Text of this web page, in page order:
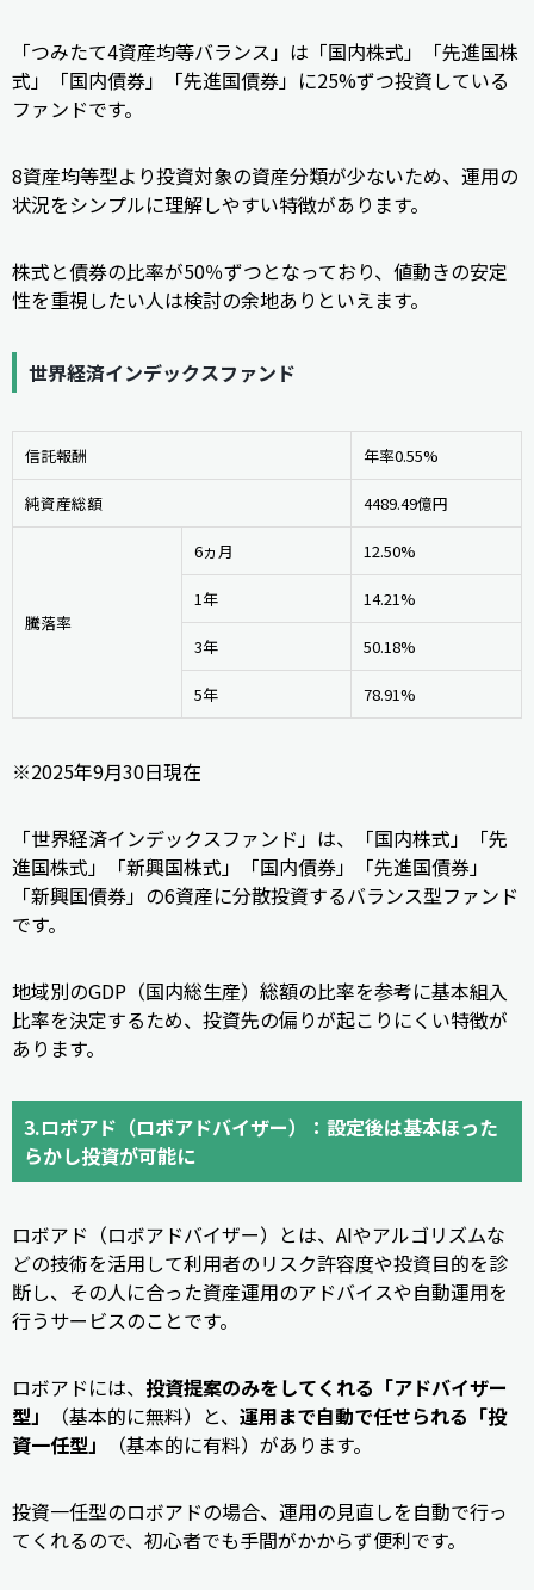
「つみたて4資産均等バランス」は「国内株式」「先進国株
式」「国内債券」「先進国債券」に25%ずつ投資している
ファンドです。
8資産均等型より投資対象の資産分類が少ないため、運用の
状況をシンプルに理解しやすい特徴があります。
株式と債券の比率が50％ずつとなっており、値動きの安定
性を重視したい人は検討の余地ありといえます。
世界経済インデックスファンド
信託報酬 年率0.55%
純資産総額 4489.49億円
騰落率
6ヵ月 12.50%
1年 14.21%
3年 50.18%
5年 78.91%
※2025年9月30日現在
「世界経済インデックスファンド」は、「国内株式」「先
進国株式」「新興国株式」「国内債券」「先進国債券」
「新興国債券」の6資産に分散投資するバランス型ファンド
です。
地域別のGDP（国内総生産）総額の比率を参考に基本組入
比率を決定するため、投資先の偏りが起こりにくい特徴が
あります。
3.ロボアド（ロボアドバイザー）：設定後は基本ほった
らかし投資が可能に
ロボアド（ロボアドバイザー）とは、AIやアルゴリズムな
どの技術を活用して利用者のリスク許容度や投資目的を診
断し、その人に合った資産運用のアドバイスや自動運用を
行うサービスのことです。
ロボアドには、 投資提案のみをしてくれる「アドバイザー
型」
（基本的に無料）と、 運用まで自動で任せられる「投
資一任型」
（基本的に有料）があります。
投資一任型のロボアドの場合、運用の見直しを自動で行っ
てくれるので、初心者でも手間がかからず便利です。